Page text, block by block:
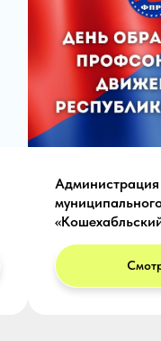
Администрация